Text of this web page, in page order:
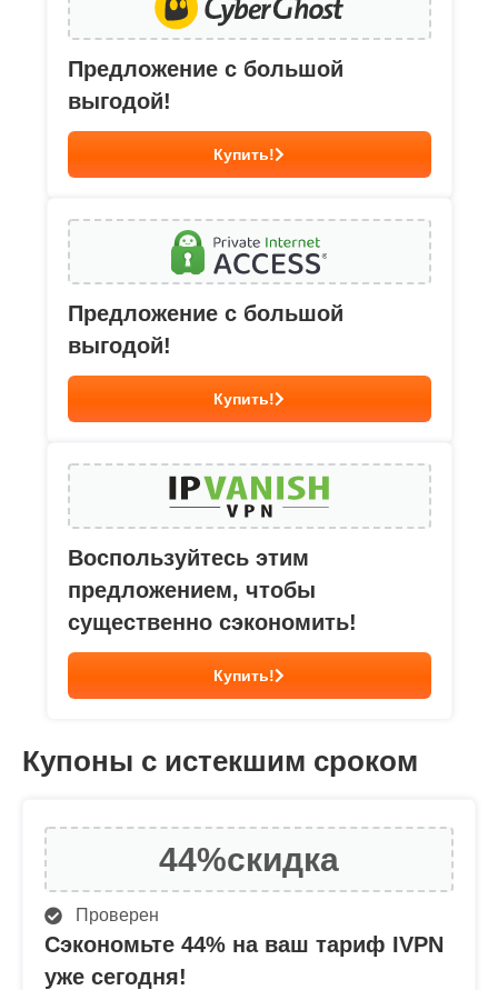
Предложение с большой
выгодой!
Купить!
Предложение с большой
выгодой!
Купить!
Воспользуйтесь этим
предложением, чтобы
существенно сэкономить!
Купить!
Купоны с истекшим сроком
44%скидка
Проверен
Сэкономьте 44% на ваш тариф IVPN
уже сегодня!